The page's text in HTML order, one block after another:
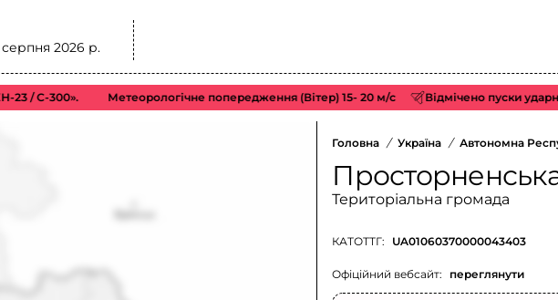
2026 р.
С-300». Метеорологічне попередження (Вітер) 15- 20 м/с Відмічено пуски ударних
Головна / Україна / Автономна
Територіальна громада
КАТОТТГ: UA01060370000043403
Офіційний вебсайт: переглянути